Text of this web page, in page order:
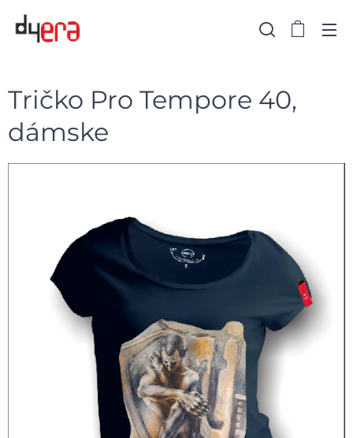
Tričko Pro Tempore 40,
dámske